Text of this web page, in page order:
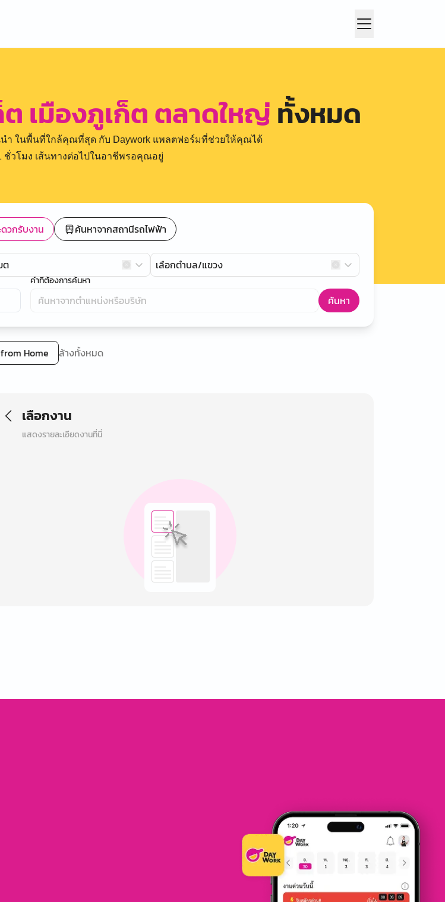
เมืองภูเก็ต ตลาดใหญ่ ทั้งหมด
ำ ในพื้นที่ใกล้คุณที่สุด กับ Daywork แพลตฟอร์มที่ช่วยให้คุณได้
ชั่วโมง เส้นทางต่อไปในอาชีพรอคุณอยู่
วกรับงาน ค้นหาจากสถานีรถไฟฟ้า
ต เลือกตำบล/แขวง
คำที่ต้องการค้นหา
ค้นหา
Home ล้างทั้งหมด
เลือกงาน
แสดงรายละเอียดงานที่นี่